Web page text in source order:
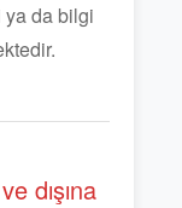
ya da bilgi
dışına